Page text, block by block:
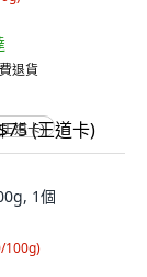
退貨
道卡)
1個
100g)